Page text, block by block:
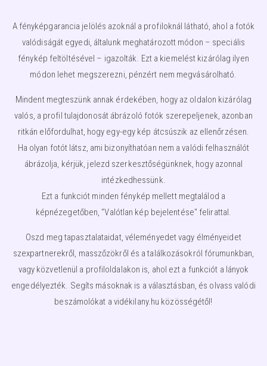
A fényképgarancia jelölés azoknál a profiloknál látható, ahol a fotók
valódiságát egyedi, általunk meghatározott módon – speciális
fénykép feltöltésével – igazolták. Ezt a kiemelést kizárólag ilyen
módon lehet megszerezni, pénzért nem megvásárolható.
Mindent megteszünk annak érdekében, hogy az oldalon kizárólag
valós, a profil tulajdonosát ábrázoló fotók szerepeljenek, azonban
ritkán előfordulhat, hogy egy-egy kép átcsúszik az ellenőrzésen.
Ha olyan fotót látsz, ami bizonyíthatóan nem a valódi felhasználót
ábrázolja, kérjük, jelezd szerkesztőségünknek, hogy azonnal
intézkedhessünk.
Ezt a funkciót minden fénykép mellett megtalálod a
képnézegetőben, "Valótlan kép bejelentése" felirattal.
Oszd meg tapasztalataidat, véleményedet vagy élményeidet
szexpartnerekről, masszőzökről és a találkozásokról fórumunkban,
vagy közvetlenül a profiloldalakon is, ahol ezt a funkciót a lányok
engedélyezték. Segíts másoknak is a választásban, és olvass valódi
beszámolókat a vidékilany.hu közösségétől!